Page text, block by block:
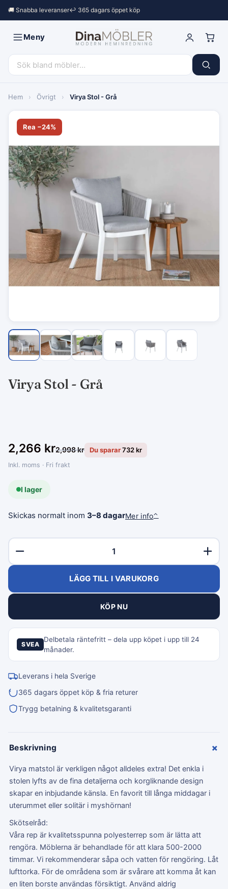
🚚 Snabba leveranser↩︎ 365 dagars öppet köp
Meny
Hem › Övrigt › Virya Stol - Grå
Rea −24%
Virya Stol - Grå
2,266 kr2,998kr Du sparar732kr
Inkl. moms · Fri frakt
I lager
Skickas normalt inom 3–8 dagarMer info⌃
LÄGG TILL I VARUKORG
KÖP NU
SVEA
Delbetala räntefritt – dela upp köpet i upp till 24
månader.
Leverans i hela Sverige
365 dagars öppet köp & fria returer
Trygg betalning & kvalitetsgaranti
Beskrivning +
Virya matstol är verkligen något alldeles extra! Det enkla i
stolen lyfts av de fina detaljerna och korgliknande design
skapar en inbjudande känsla. En favorit till långa middagar i
uterummet eller solitär i myshörnan!
Skötselråd:
Våra rep är kvalitetsspunna polyesterrep som är lätta att
rengöra. Möblerna är behandlade för att klara 500-2000
timmar. Vi rekommenderar såpa och vatten för rengöring. Låt
lufttorka. För de områdena som är svårare att komma åt kan
en liten borste användas försiktigt. Använd aldrig